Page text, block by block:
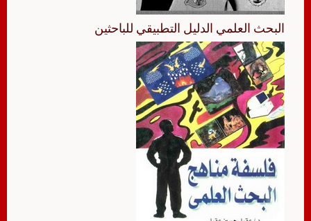
البحث العلمي الدليل التطبيقي للباحثين